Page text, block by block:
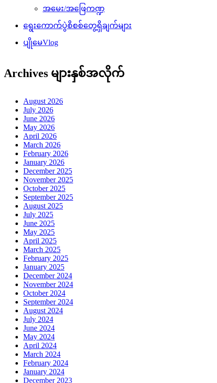
အမေး/အဖြေကဏ္ဍ
ရွေးကောက်ပွဲစိစစ်တွေ့ရှိချက်များ
ပျိုမေVlog
Archives များနှစ်အလိုက်
August 2026
July 2026
June 2026
May 2026
April 2026
March 2026
February 2026
January 2026
December 2025
November 2025
October 2025
September 2025
August 2025
July 2025
June 2025
May 2025
April 2025
March 2025
February 2025
January 2025
December 2024
November 2024
October 2024
September 2024
August 2024
July 2024
June 2024
May 2024
April 2024
March 2024
February 2024
January 2024
December 2023